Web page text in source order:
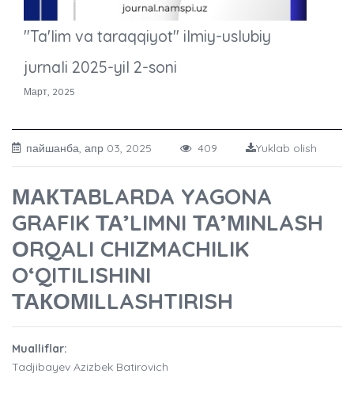
"Ta'lim va taraqqiyot" ilmiy-uslubiy
jurnali 2025-yil 2-soni
Март, 2025
пайшанба, апр 03, 2025 409 Yuklab olish
МАКТАBLARDA YAGONA
GRAFIK ТА’LIMNI ТА’МINLASH
ОRQALI CHIZMACHILIK
O‘QITILISHINI
ТАКОМILLASHTIRISH
Mualliflar:
Tadjibayev Azizbek Batirovich